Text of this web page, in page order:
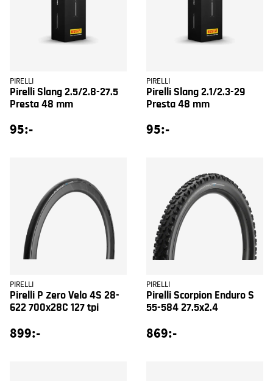
PIRELLI
Pirelli Slang 2.5/2.8-27.5
Presta 48 mm
95:-
PIRELLI
Pirelli Slang 2.1/2.3-29
Presta 48 mm
95:-
PIRELLI
Pirelli P Zero Velo 4S 28-
622 700x28C 127 tpi
899:-
PIRELLI
Pirelli Scorpion Enduro S
55-584 27.5x2.4
869:-